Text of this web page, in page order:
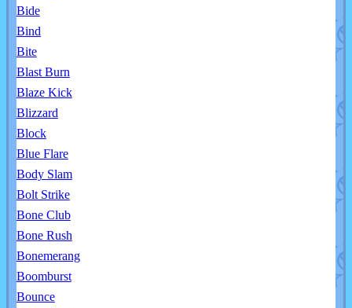
Bide
Bind
Bite
Blast Burn
Blaze Kick
Blizzard
Block
Blue Flare
Body Slam
Bolt Strike
Bone Club
Bone Rush
Bonemerang
Boomburst
Bounce